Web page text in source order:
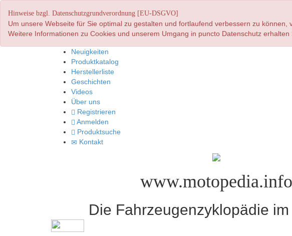
Hinweise bzgl. Datenschutzgrundverordnung [EU-DSGVO]
Um unsere Webseite für Sie optimal zu gestalten und fortlaufend verbessern zu
Weitere Informationen zu Cookies und unserem Umgang in puncto Datenschutz erhalten
Neuigkeiten
Produktkatalog
Herstellerliste
Geschichten
Videos
Über uns
Registrieren
Anmelden
Produktsuche
Kontakt
www.motopedia.info
Die Fahrzeugenzyklopädie